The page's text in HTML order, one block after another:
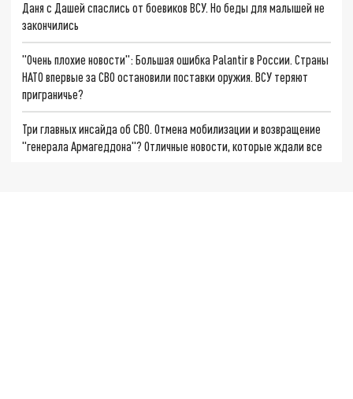
Даня с Дашей спаслись от боевиков ВСУ. Но беды для малышей не
закончились
"Очень плохие новости": Большая ошибка Palantir в России. Страны
НАТО впервые за СВО остановили поставки оружия. ВСУ теряют
приграничье?
Три главных инсайда об СВО. Отмена мобилизации и возвращение
"генерала Армагеддона"? Отличные новости, которые ждали все